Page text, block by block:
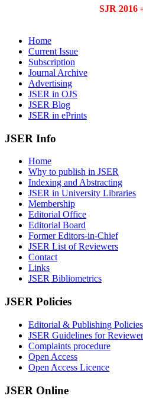
SJR 2016
Home
Current Issue
Subscription
Journal Archive
Advertising
JSER in OJS
JSER Blog
JSER in ePrints
JSER Info
Home
Why to publish in JSER
Indexing and Abstracting
JSER in University Libraries
Membership
Editorial Office
Editorial Board
Former Editors-in-Chief
JSER List of Reviewers
Contact
Links
JSER Bibliometrics
JSER Policies
Editorial & Publishing Policies
JSER Guidelines for
Complaints procedure
Open Access
Open Access Licence
JSER Online